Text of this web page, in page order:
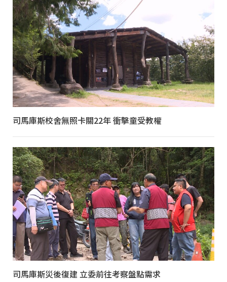
司馬庫斯校舍無照卡關22年 衝擊童受教權
司馬庫斯災後復建 立委前往考察盤點需求